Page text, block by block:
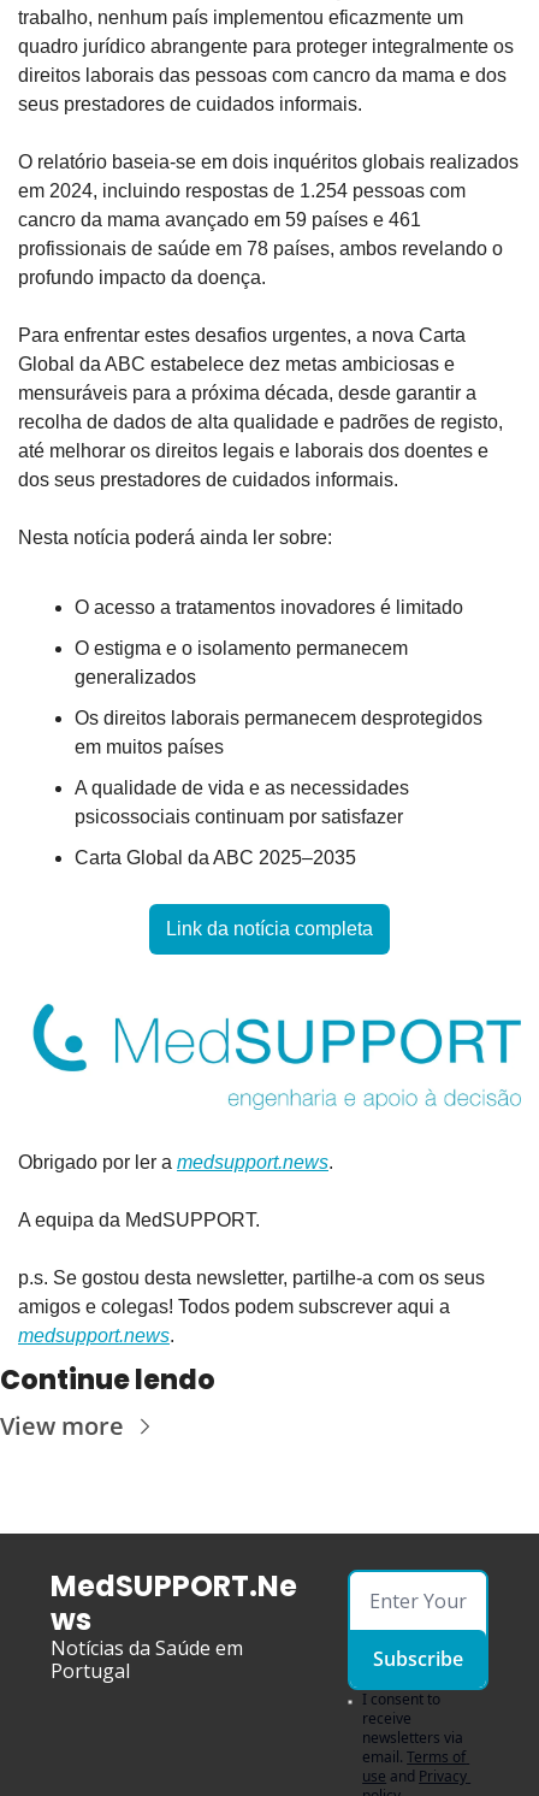
trabalho, nenhum país implementou eficazmente um
quadro jurídico abrangente para proteger integralmente os
direitos laborais das pessoas com cancro da mama e dos
seus prestadores de cuidados informais.
O relatório baseia-se em dois inquéritos globais realizados
em 2024, incluindo respostas de 1.254 pessoas com
cancro da mama avançado em 59 países e 461
profissionais de saúde em 78 países, ambos revelando o
profundo impacto da doença.
Para enfrentar estes desafios urgentes, a nova Carta
Global da ABC estabelece dez metas ambiciosas e
mensuráveis ​​para a próxima década, desde garantir a
recolha de dados de alta qualidade e padrões de registo,
até melhorar os direitos legais e laborais dos doentes e
dos seus prestadores de cuidados informais.
Nesta notícia poderá ainda ler sobre:
O acesso a tratamentos inovadores é limitado
O estigma e o isolamento permanecem
generalizados
Os direitos laborais permanecem desprotegidos
em muitos países
A qualidade de vida e as necessidades
psicossociais continuam por satisfazer
Carta Global da ABC 2025–2035
Link da notícia completa
Obrigado por ler a medsupport.news.
A equipa da MedSUPPORT.
p.s. Se gostou desta newsletter, partilhe-a com os seus
medsupport.news.
Continue lendo
View more
MedSUPPORT.Ne
ws
Notícias da Saúde em
Portugal
Subscribe
I consent to
receive
newsletters via
email. Terms of
use and Privacy